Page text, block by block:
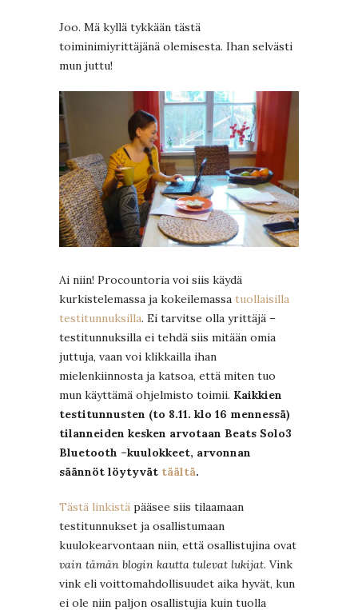
Joo. Mä kyllä tykkään tästä
toiminimiyrittäjänä olemisesta. Ihan selvästi
mun juttu!
Ai niin! Procountoria voi siis käydä
kurkistelemassa ja kokeilemassa tuollaisilla
testitunnuksilla. Ei tarvitse olla yrittäjä –
testitunnuksilla ei tehdä siis mitään omia
juttuja, vaan voi klikkailla ihan
mielenkiinnosta ja katsoa, että miten tuo
mun käyttämä ohjelmisto toimii. Kaikkien
testitunnusten (to 8.11. klo 16 mennessä)
tilanneiden kesken arvotaan Beats Solo3
Bluetooth –kuulokkeet, arvonnan
säännöt löytyvät täältä.
Tästä linkistä pääsee siis tilaamaan
testitunnukset ja osallistumaan
kuulokearvontaan niin, että osallistujina ovat
vain tämän blogin kautta tulevat lukijat. Vink
vink eli voittomahdollisuudet aika hyvät, kun
ei ole niin paljon osallistujia kuin tuolla